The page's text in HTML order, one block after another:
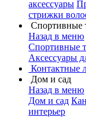
аксессуары
стрижки
Спортивные
Назад в меню
Спортивные
Аксессуары
Контактные
Дом и сад
Назад в меню
Дом и сад
интерьер